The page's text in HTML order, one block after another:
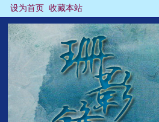
设为首页 收藏本站